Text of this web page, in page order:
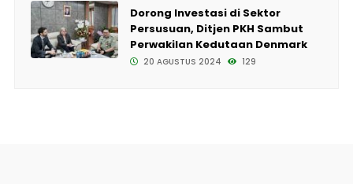
Dorong Investasi di Sektor
Persusuan, Ditjen PKH Sambut
Perwakilan Kedutaan Denmark
20 AGUSTUS 2024 129